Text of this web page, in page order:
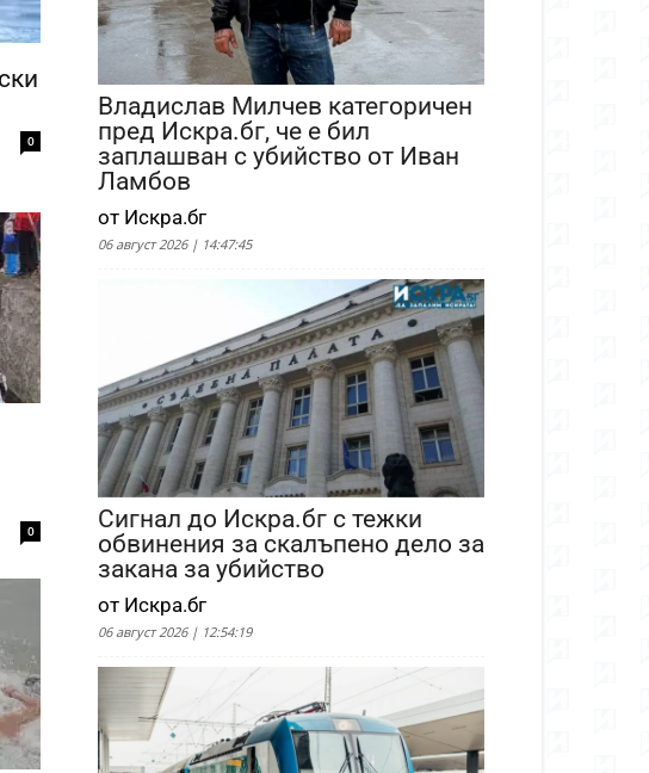
0
0
Владислав Милчев категоричен
пред Искра.бг, че е бил
заплашван с убийство от Иван
Ламбов
от Искра.бг
06 август 2026 | 14:47:45
Сигнал до Искра.бг с тежки
обвинения за скалъпено дело за
закана за убийство
от Искра.бг
06 август 2026 | 12:54:19